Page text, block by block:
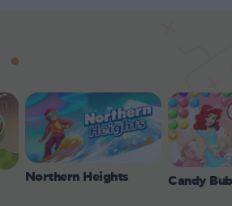
Northern Heights Candy